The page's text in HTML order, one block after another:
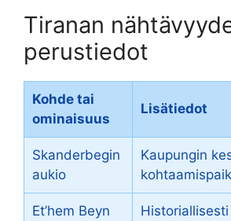
Tiranan
perustiedot
Kohde tai
ominaisuus
Lisätiedot
Skanderbegin
aukio
Kaupungin
Et’hem Beyn